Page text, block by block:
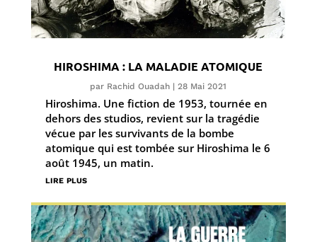
HIROSHIMA : LA MALADIE ATOMIQUE
par Rachid Ouadah |28 Mai 2021
Hiroshima. Une fiction de 1953, tournée en
dehors des studios, revient sur la tragédie
vécue par les survivants de la bombe
atomique qui est tombée sur Hiroshima le 6
août 1945, un matin.
lire plus